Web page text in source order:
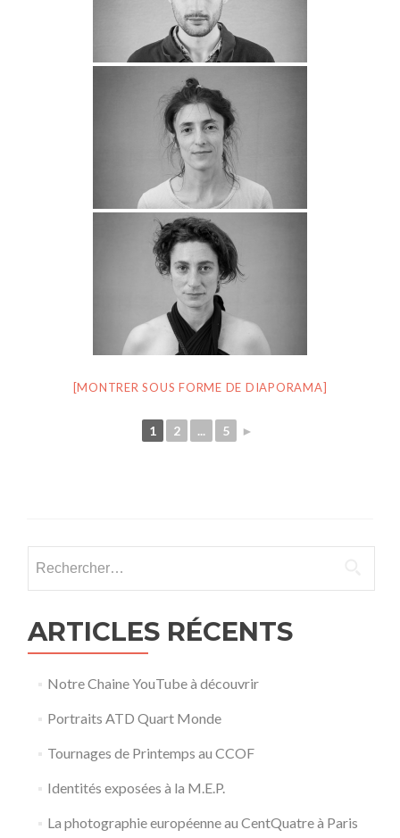
[MONTRER SOUS FORME DE DIAPORAMA]
1 2 ... 5 ►
ARTICLES RÉCENTS
Notre Chaine YouTube à découvrir
Portraits ATD Quart Monde
Tournages de Printemps au CCOF
Identités exposées à la M.E.P.
La photographie européenne au CentQuatre à Paris